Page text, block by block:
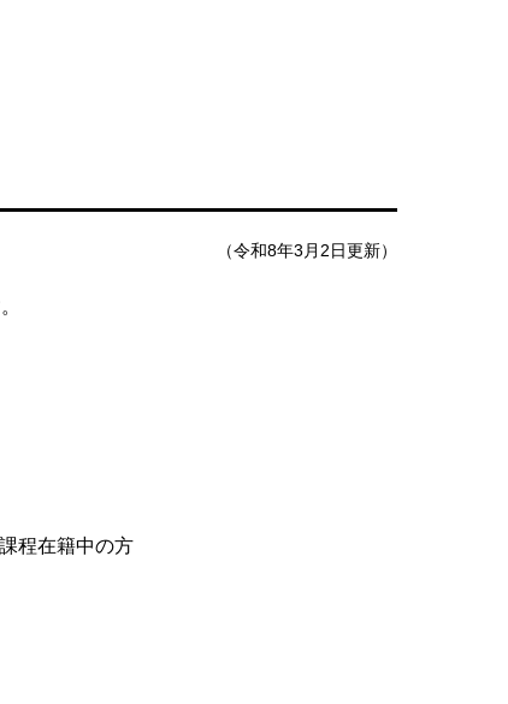
（令和8年3月2日更新）
程在籍中の方